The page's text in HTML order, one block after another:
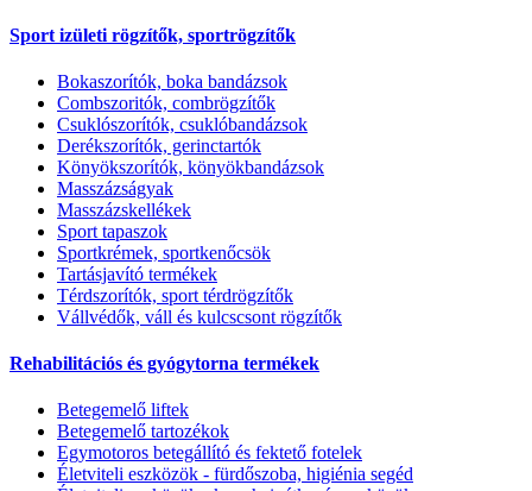
Sport izületi rögzítők, sportrögzítők
Bokaszorítók, boka bandázsok
Combszoritók, combrögzítők
Csuklószorítók, csuklóbandázsok
Derékszorítók, gerinctartók
Könyökszorítók, könyökbandázsok
Masszázságyak
Masszázskellékek
Sport tapaszok
Sportkrémek, sportkenőcsök
Tartásjavító termékek
Térdszorítók, sport térdrögzítők
Vállvédők, váll és kulcscsont rögzítők
Rehabilitációs és gyógytorna termékek
Betegemelő liftek
Betegemelő tartozékok
Egymotoros betegállító és fektető fotelek
Életviteli eszközök - fürdőszoba, higiénia segéd